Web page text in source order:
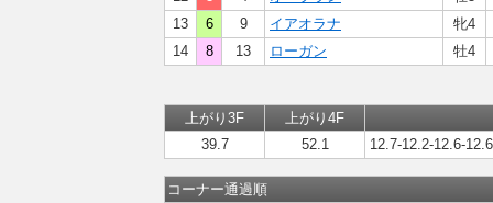
13
6 9 イアオラナ
牝4
14
8 13 ローガン 牡4
上がり3F
上がり4F
39.7
52.1 12.7-12.2-12.6-
コーナー通過順